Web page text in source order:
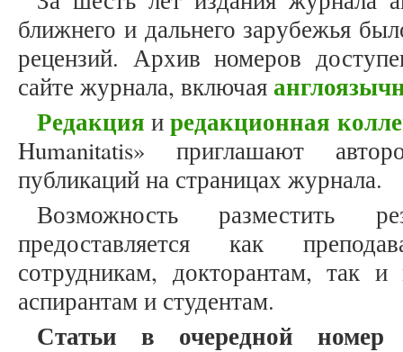
ближнего и дальнего зарубежья
рецензий. Архив номеров
сайте журнала, включая
Редакция иредакционная
Humanitatis» приглашают
публикаций на страницах журнала.
Возможность разместить
предоставляется как
сотрудникам, докторантам, так
аспирантам и студентам.
Статьи в очередной